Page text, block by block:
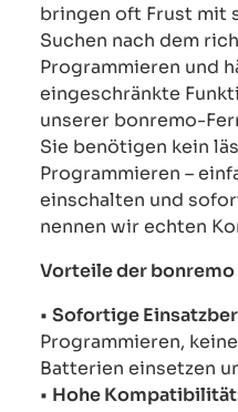
bringen oft Frust mit
Suchen nach dem
Programmieren und
eingeschränkte
unserer bonremo-
Sie benötigen kein
Programmieren –
einschalten und
nennen wir echten
Vorteile der
• Sofortige
Programmieren,
Batterien einsetzen
• Hohe